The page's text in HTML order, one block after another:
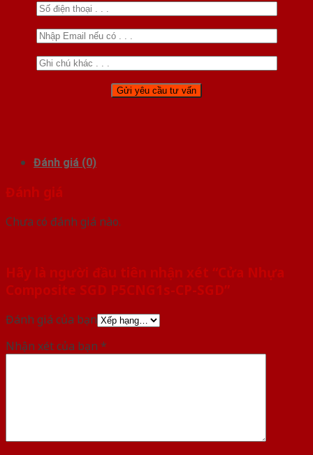
Đánh giá (0)
Đánh giá
Chưa có đánh giá nào.
Hãy là người đầu tiên nhận xét “Cửa Nhựa
Composite SGD P5CNG1s-CP-SGD”
Đánh giá của bạn
Nhận xét của bạn *